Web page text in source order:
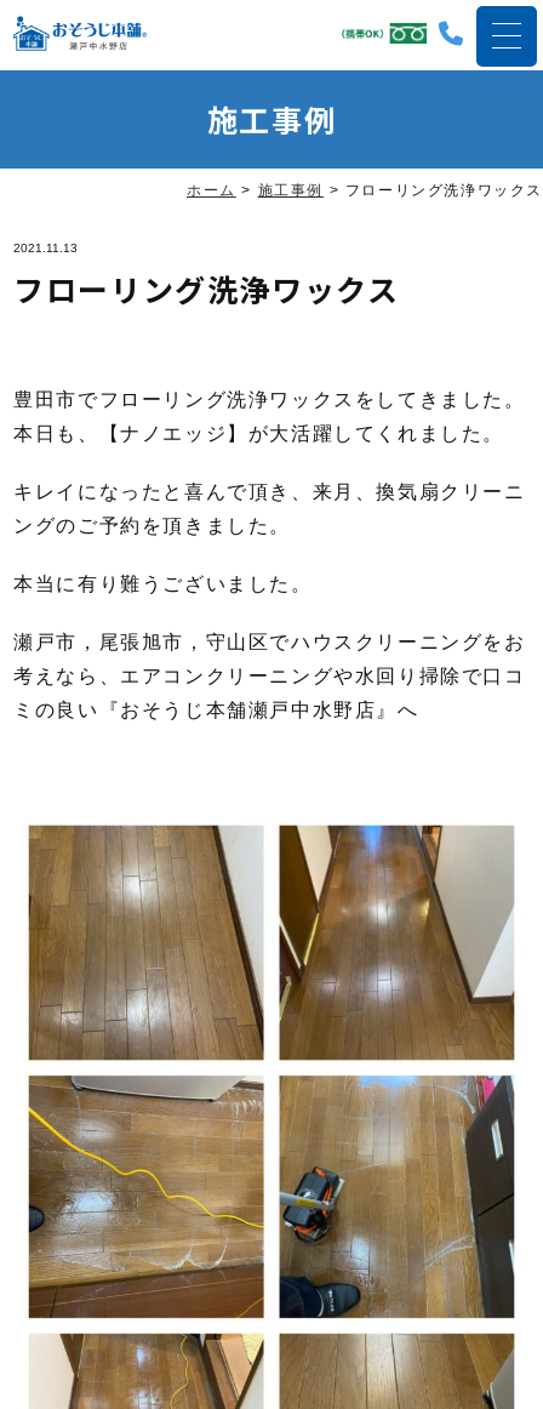
施工事例
ホーム > 施工事例 > フローリング洗浄ワックス
2021.11.13
フローリング洗浄ワックス
豊田市でフローリング洗浄ワックスをしてきました。
本日も、【ナノエッジ】が大活躍してくれました。
キレイになったと喜んで頂き、来月、換気扇クリーニ
ングのご予約を頂きました。
本当に有り難うございました。
瀬戸市，尾張旭市，守山区でハウスクリーニングをお
考えなら、エアコンクリーニングや水回り掃除で口コ
ミの良い『おそうじ本舗瀬戸中水野店』へ